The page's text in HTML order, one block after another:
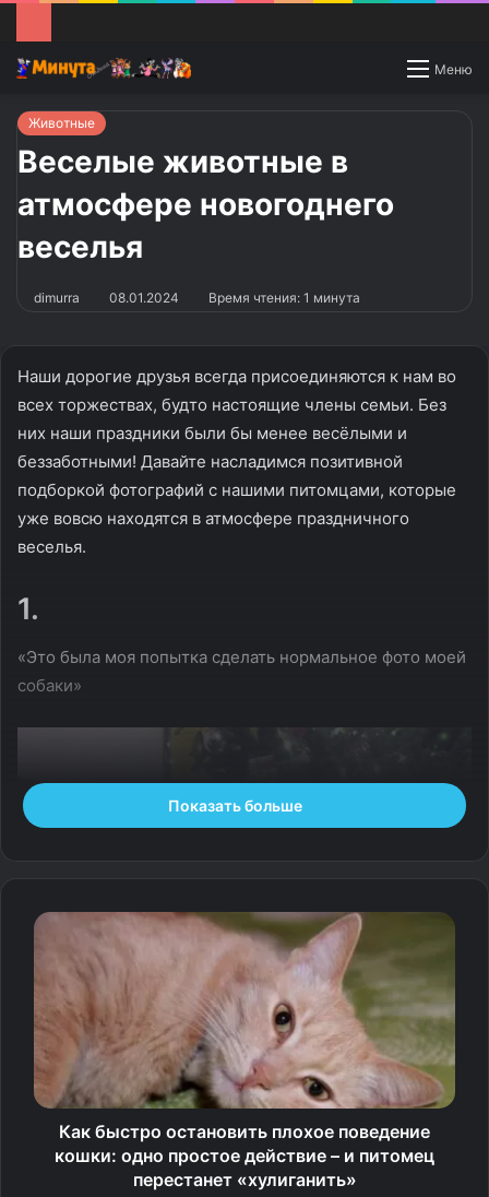
Меню
Switch
Животные
Веселые животные в
атмосфере новогоднего
веселья
dimurra 08.01.2024 Время чтения: 1 минута
Наши дорогие друзья всегда присоединяются к нам во
всех торжествах, будто настоящие члены семьи. Без
них наши праздники были бы менее весёлыми и
беззаботными! Давайте насладимся позитивной
подборкой фотографий с нашими питомцами, которые
уже вовсю находятся в атмосфере праздничного
веселья.
1.
«Это была моя попытка сделать нормальное фото моей
собаки»
Показать больше
Как быстро остановить плохое поведение
кошки: одно простое действие – и питомец
перестанет «хулиганить»